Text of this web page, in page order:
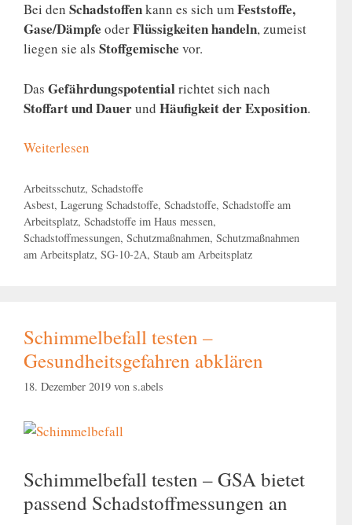
Bei den Schadstoffenkann es sich umFeststoffe,
Gase/Dämpfe oderFlüssigkeiten handeln, zumeist
liegen sie als Stoffgemische vor.
Das Gefährdungspotentialrichtet sich nach
Stoffart und Dauerund Häufigkeit der Exposition.
Weiterlesen
Kategorien
Arbeitsschutz, Schadstoffe
Schlagwörter
Asbest, Lagerung Schadstoffe, Schadstoffe, Schadstoffe am
Arbeitsplatz, Schadstoffe im Haus messen,
Schadstoffmessungen, Schutzmaßnahmen, Schutzmaßnahmen
am Arbeitsplatz, SG-10-2A, Staub am Arbeitsplatz
Schimmelbefall testen –
Gesundheitsgefahren abklären
18. Dezember 2019 von s.abels
Schimmelbefall testen – GSA bietet
passend Schadstoffmessungen an